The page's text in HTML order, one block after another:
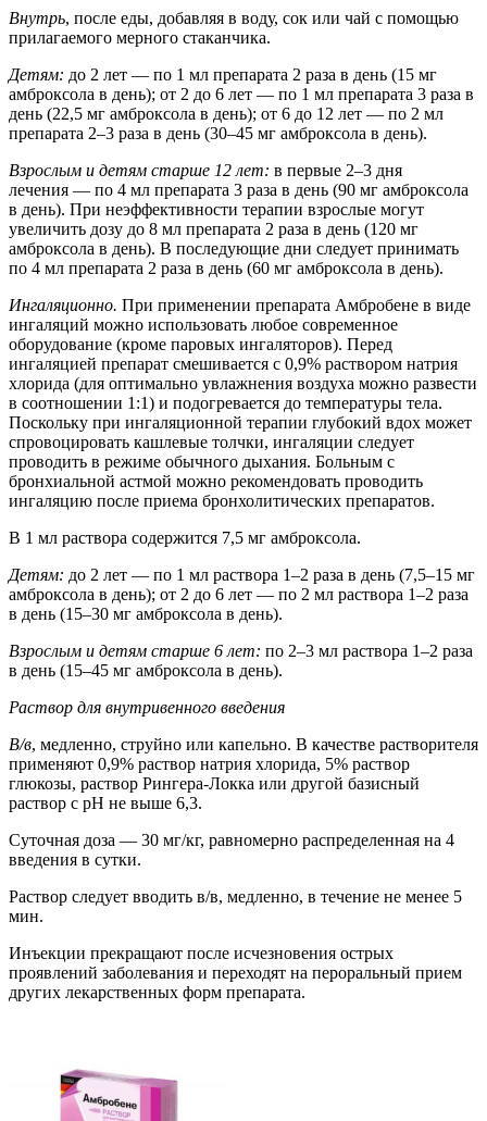
Внутрь, после еды, добавляя в воду, сок или чай с помощью
прилагаемого мерного стаканчика.
Детям: до 2 лет — по 1 мл препарата 2 раза в день (15 мг
амброксола в день); от 2 до 6 лет — по 1 мл препарата 3 раза в
день (22,5 мг амброксола в день); от 6 до 12 лет — по 2 мл
препарата 2–3 раза в день (30–45 мг амброксола в день).
Взрослым и детям старше 12 лет: в первые 2–3 дня
лечения — по 4 мл препарата 3 раза в день (90 мг амброксола
в день). При неэффективности терапии взрослые могут
увеличить дозу до 8 мл препарата 2 раза в день (120 мг
амброксола в день). В последующие дни следует принимать
по 4 мл препарата 2 раза в день (60 мг амброксола в день).
Ингаляционно. При применении препарата Амбробене в виде
ингаляций можно использовать любое современное
оборудование (кроме паровых ингаляторов). Перед
ингаляцией препарат смешивается с 0,9% раствором натрия
хлорида (для оптимально увлажнения воздуха можно развести
в соотношении 1:1) и подогревается до температуры тела.
Поскольку при ингаляционной терапии глубокий вдох может
спровоцировать кашлевые толчки, ингаляции следует
проводить в режиме обычного дыхания. Больным с
бронхиальной астмой можно рекомендовать проводить
ингаляцию после приема бронхолитических препаратов.
В 1 мл раствора содержится 7,5 мг амброксола.
Детям: до 2 лет — по 1 мл раствора 1–2 раза в день (7,5–15 мг
амброксола в день); от 2 до 6 лет — по 2 мл раствора 1–2 раза
в день (15–30 мг амброксола в день).
Взрослым и детям старше 6 лет: по 2–3 мл раствора 1–2 раза
в день (15–45 мг амброксола в день).
Раствор для внутривенного введения
В/в, медленно, струйно или капельно. В качестве растворителя
применяют 0,9% раствор натрия хлорида, 5% раствор
глюкозы, раствор Рингера-Локка или другой базисный
раствор с рН не выше 6,3.
Суточная доза — 30 мг/кг, равномерно распределенная на 4
введения в сутки.
Раствор следует вводить в/в, медленно, в течение не менее 5
мин.
Инъекции прекращают после исчезновения острых
проявлений заболевания и переходят на пероральный прием
других лекарственных форм препарата.